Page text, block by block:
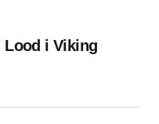
Lood i Viking